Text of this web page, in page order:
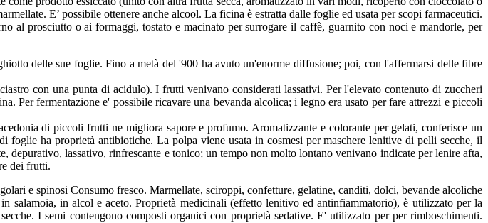
E’ possibile ottenere anche alcool. La ficina è estratta dalle foglie ed usata per scopi farmaceutici.
al prosciutto o ai formaggi, tostato e macinato per surrogare il caffè, guarnito con noci e mandorle, per
delle sue foglie. Fino a metà del '900 ha avuto un'enorme diffusione; poi, con l'affermarsi delle fibre
con una punta di acidulo). I frutti venivano considerati lassativi. Per l'elevato contenuto di zuccheri
Per fermentazione e' possibile ricavare una bevanda alcolica; i legno era usato per fare attrezzi e piccoli
di piccoli frutti ne migliora sapore e profumo. Aromatizzante e colorante per gelati, conferisce un
ha proprietà antibiotiche. La polpa viene usata in cosmesi per maschere lenitive di pelli secche, il
lassativo, rinfrescante e tonico; un tempo non molto lontano venivano indicate per lenire afta,
dei frutti.
e spinosi Consumo fresco. Marmellate, sciroppi, confetture, gelatine, canditi, dolci, bevande alcoliche
salamoia, in alcol e aceto. Proprietà medicinali (effetto lenitivo ed antinfiammatorio), è utilizzato per la
I semi contengono composti organici con proprietà sedative. E' utilizzato per per rimboschimenti.